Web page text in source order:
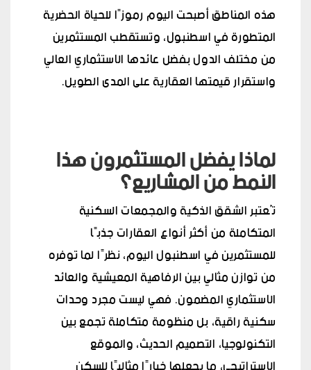
هذه المناطق أصبحت اليوم رموزًا للحياة الحضرية
المتطورة في اسطنبول، وتستقطب المستثمرين
من مختلف الدول بفضل عائدها الاستثماري العالي
واستقرار قيمتها العقارية على المدى الطويل.
لماذا يفضل المستثمرون هذا
النمط من المشاريع؟
تُعتبر الشقق الذكية والمجمعات السكنية
المتكاملة من أكثر أنواع العقارات جذبًا
للمستثمرين في اسطنبول اليوم، نظرًا لما توفره
من توازن مثالي بين الرفاهية المعيشية والعائد
الاستثماري المضمون. فهي ليست مجرد وحدات
سكنية راقية، بل منظومة متكاملة تجمع بين
التكنولوجيا، التصميم الحديث، والموقع